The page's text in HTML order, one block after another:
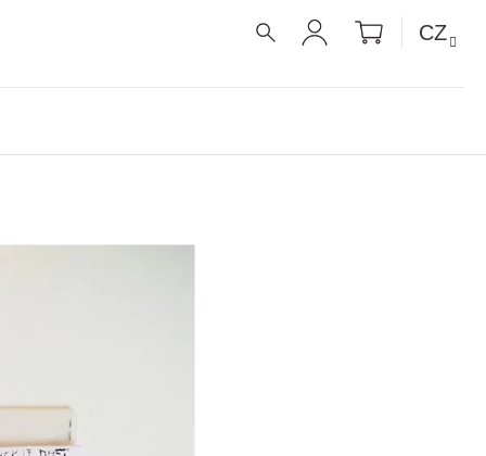
PŘIHLÁŠENÍ
NÁKUPNÍ
KOŠÍK
CZ